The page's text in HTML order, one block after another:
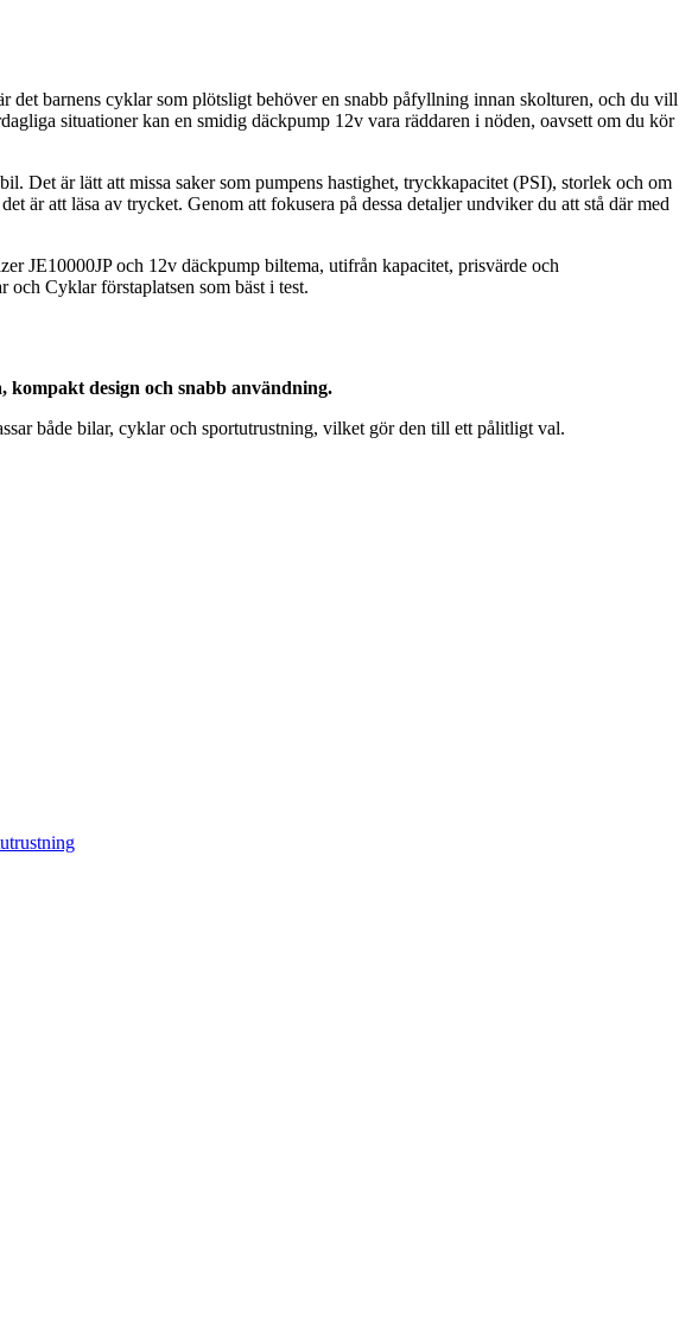
barnens cyklar som plötsligt behöver en snabb påfyllning innan skolturen, och du vill
situationer kan en smidig däckpump 12v vara räddaren i nöden, oavsett om du kör
Det är lätt att missa saker som pumpens hastighet, tryckkapacitet (PSI), storlek och om
att läsa av trycket. Genom att fokusera på dessa detaljer undviker du att stå där med
JE10000JP och 12v däckpump biltema, utifrån kapacitet, prisvärde och
Cyklar förstaplatsen som bäst i test.
design och snabb användning.
både bilar, cyklar och sportutrustning, vilket gör den till ett pålitligt val.